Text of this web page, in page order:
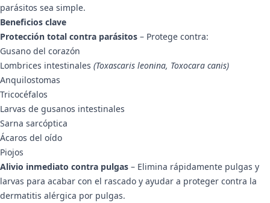
parásitos sea simple.
Beneficios clave
Protección total contra parásitos – Protege contra:
Gusano del corazón
Lombrices intestinales (Toxascaris leonina, Toxocara canis)
Anquilostomas
Tricocéfalos
Larvas de gusanos intestinales
Sarna sarcóptica
Ácaros del oído
Piojos
Alivio inmediato contra pulgas – Elimina rápidamente pulgas y
larvas para acabar con el rascado y ayudar a proteger contra la
dermatitis alérgica por pulgas.